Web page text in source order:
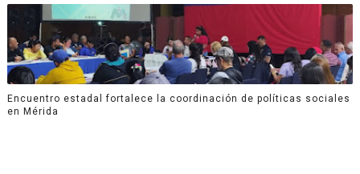
Encuentro estadal fortalece la coordinación de políticas sociales
en Mérida